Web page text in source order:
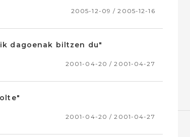
2005-12-09 / 2005-12-16
dagoenak biltzen du"
2001-04-20 / 2001-04-27
2001-04-20 / 2001-04-27